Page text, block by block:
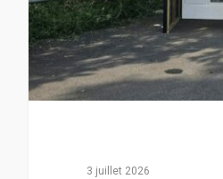
3 juillet 2026